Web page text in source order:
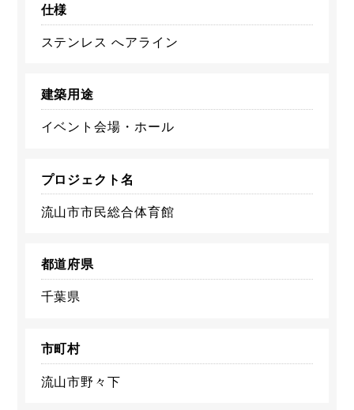
仕様
ステンレス へアライン
建築用途
イベント会場・ホール
プロジェクト名
流山市市民総合体育館
都道府県
千葉県
市町村
流山市野々下